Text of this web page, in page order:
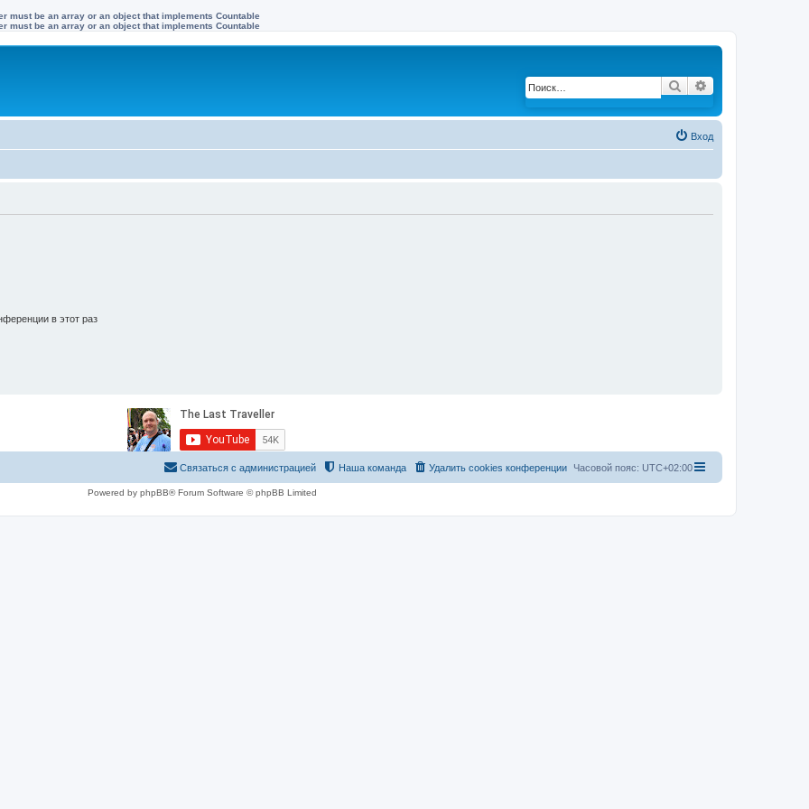
must be an array or an object that implements Countable
must be an array or an object that implements Countable
Поиск
Вход
в этот раз
Часовой пояс: UTC+02:00
Удалить cookies конференции
Наша команда
Связаться с администрацией
Powered by phpBB® Forum Software © phpBB Limited